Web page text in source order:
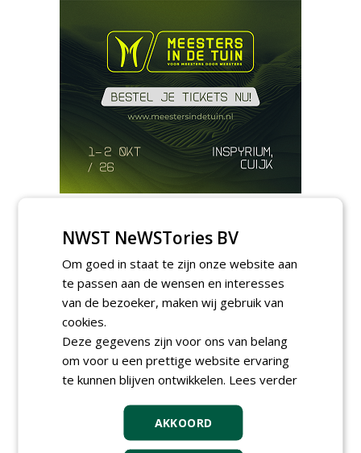
nieuwsbrief.
NWST NeWSTories BV
Om goed in staat te zijn onze website aan
te passen aan de wensen en interesses
van de bezoeker, maken wij gebruik van
cookies.
Deze gegevens zijn voor ons van belang
om voor u een prettige website ervaring
te kunnen blijven ontwikkelen. Lees verder
AKKOORD